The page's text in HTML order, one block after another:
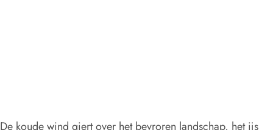
De koude wind giert over het bevroren landschap, het ijs